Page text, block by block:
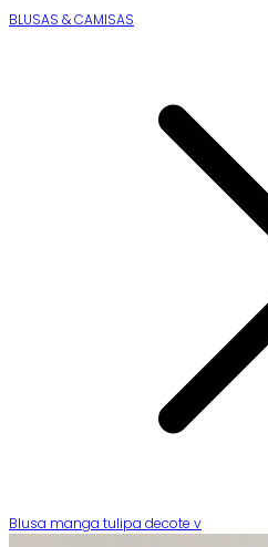
BLUSAS & CAMISAS
Blusa manga tulipa decote v